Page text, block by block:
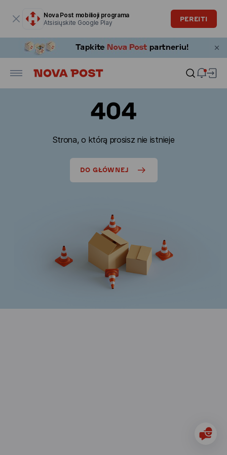
Nova Post mobilioji programa
Atsisiųskite Google Play
PEREITI
404
Strona, o którą prosisz nie istnieje
DO GŁÓWNEJ